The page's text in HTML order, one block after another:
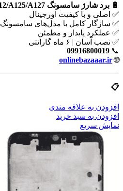
🔋 برد شارژ سامسونگ A12/A125/A127
✅ اصلی و با کیفیت اورجینال
✅ سازگار کامل با مدل‌های سامسونگ A12, A125, A127
✅ عملکرد پایدار و مطمئن
✅ نصب آسان | ۶ ماه گارانتی
📞
09916800019
🌐
onlinebazaaar.ir
📋
افزودن به علاقه مندی
افزودن به سبد خرید
نمایش سریع